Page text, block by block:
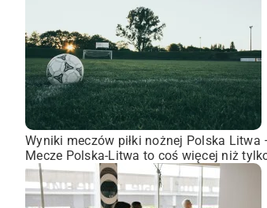
Wyniki meczów piłki nożnej Polska
Mecze Polska-Litwa to coś więcej niż